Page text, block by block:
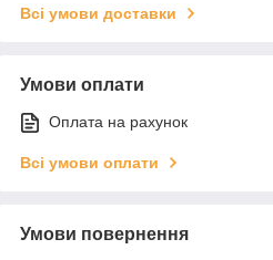
Всі умови доставки
Умови оплати
Оплата на рахунок
Всі умови оплати
Умови повернення